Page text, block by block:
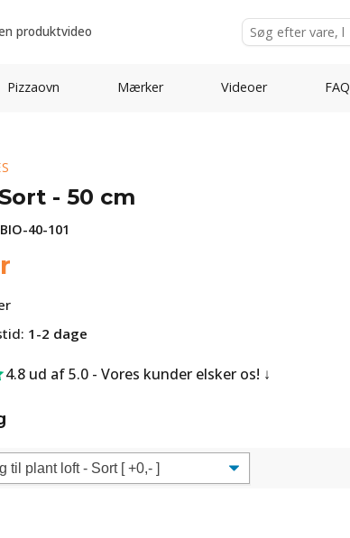
produktvideo
Pizzaovn Mærker Videoer FAQ
- 50 cm
BIO-40-101
1-2 dage
4.8 ud af 5.0 - Vores kunder elsker os!